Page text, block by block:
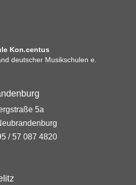
Kon.centus
deutscher Musikschulen e.
5a
/ 57 087 4820